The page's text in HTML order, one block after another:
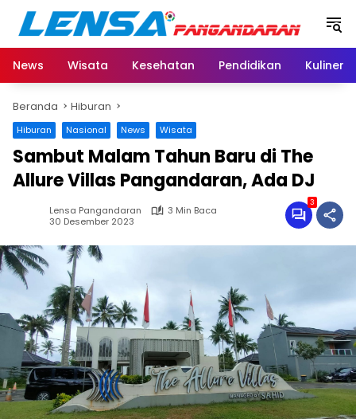
Langsung
konten
News
Wisata Kesehatan Pendidikan Kuliner
Beranda Hiburan
Hiburan Nasional News Wisata
Sambut Malam Tahun Baru di The
Allure Villas Pangandaran, Ada DJ
Lensa Pangandaran
3 Min Baca
30 Desember 2023
3